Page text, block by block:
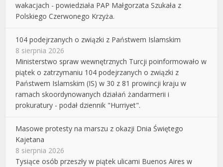
wakacjach - powiedziała PAP Małgorzata Szukała z
Polskiego Czerwonego Krzyża.
104 podejrzanych o związki z Państwem Islamskim
8 sierpnia 2026
Ministerstwo spraw wewnętrznych Turcji poinformowało w
piątek o zatrzymaniu 104 podejrzanych o związki z
Państwem Islamskim (IS) w 30 z 81 prowincji kraju w
ramach skoordynowanych działań żandarmerii i
prokuratury - podał dziennik "Hurriyet".
Masowe protesty na marszu z okazji Dnia Świętego
Kajetana
8 sierpnia 2026
Tysiące osób przeszły w piątek ulicami Buenos Aires w